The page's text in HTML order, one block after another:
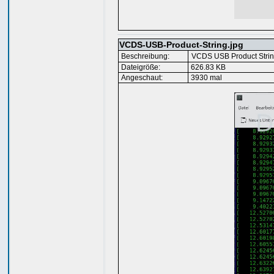
VCDS-USB-Product-String.jpg
Beschreibung:
VCDS USB Product
Dateigröße:
626.83 KB
Angeschaut:
3930 mal